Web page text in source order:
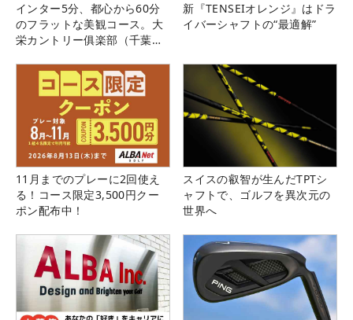
インター5分、都心から60分
のフラットな美観コース。大
栄カントリー俱楽部（千葉
新『TENSEIオレンジ』はドラ
イバーシャフトの“最適解”
11月までのプレーに2回使え
る！コース限定3,500円クー
ポン配布中！
スイスの叡智が生んだTPTシ
ャフトで、ゴルフを異次元の
世界へ